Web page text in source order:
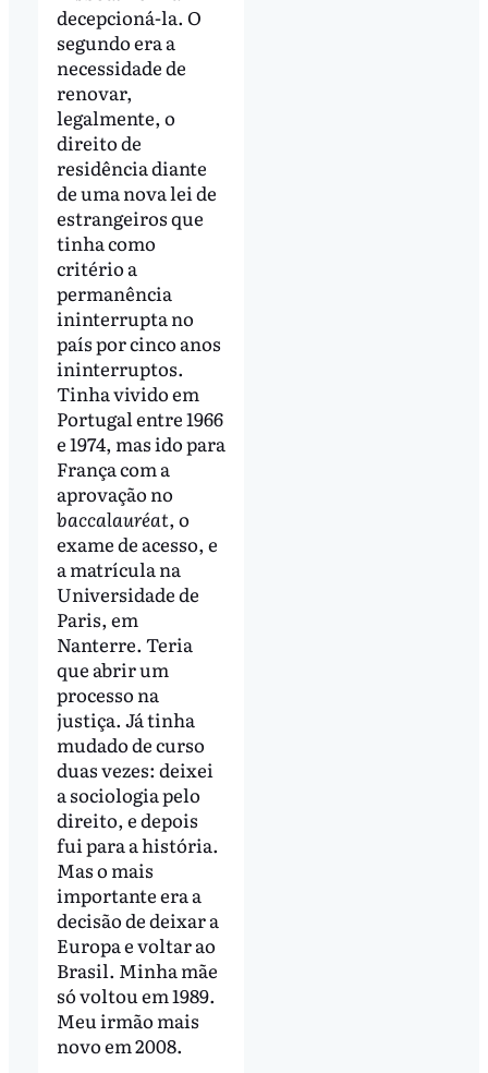
decepcioná-la. O
segundo era a
necessidade de
renovar,
legalmente, o
direito de
residência diante
de uma nova lei de
estrangeiros que
tinha como
critério a
permanência
ininterrupta no
país por cinco anos
ininterruptos.
Tinha vivido em
Portugal entre 1966
e 1974, mas ido para
França com a
aprovação no
baccalauréat, o
exame de acesso, e
a matrícula na
Universidade de
Paris, em
Nanterre. Teria
que abrir um
processo na
justiça. Já tinha
mudado de curso
duas vezes: deixei
a sociologia pelo
direito, e depois
fui para a história.
Mas o mais
importante era a
decisão de deixar a
Europa e voltar ao
Brasil. Minha mãe
só voltou em 1989.
Meu irmão mais
novo em 2008.